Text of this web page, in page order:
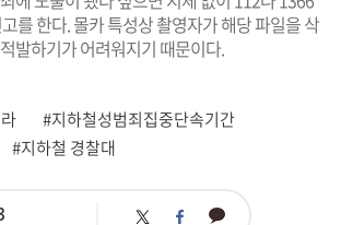
를 한다. 몰카 특성상 촬영자가 해당 파일을 삭
발하기가 어려워지기 때문이다.
#지하철성범죄집중단속기간
#지하철 경찰대
트 페 카